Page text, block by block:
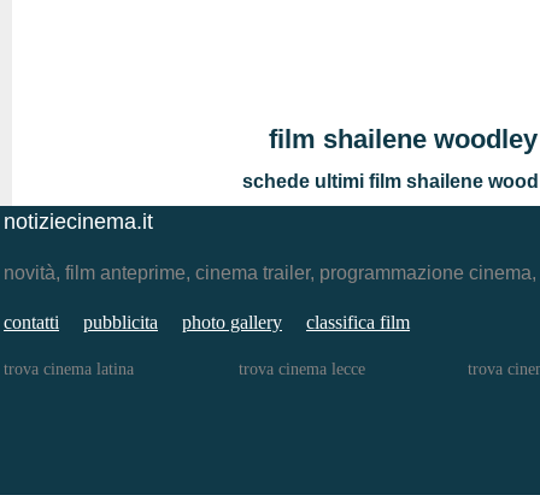
film shailene woodley
schede ultimi film shailene
notiziecinema.it
novità, film anteprime, cinema trailer, programmazione
contatti pubblicita photo gallery classifica film
trova cinema latina trova cinema lecce trova